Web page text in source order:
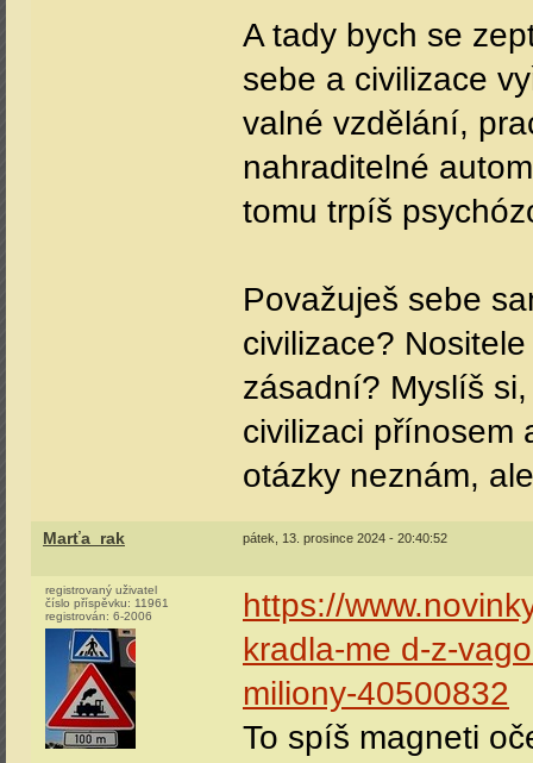
A tady bych se
sebe a civilizace
valné vzdělání,
nahraditelné
tomu trpíš
Považuješ sebe
civilizace?
zásadní? Myslíš
civilizaci přínosem
otázky neznám,
Marťa_rak pátek, 13. prosince 2024 - 20:40:52
registrovaný uživatel
číslo příspěvku: 11961
registrován: 6-2006
https://
kradla-me d-z-
miliony-40500832
To spíš magneti